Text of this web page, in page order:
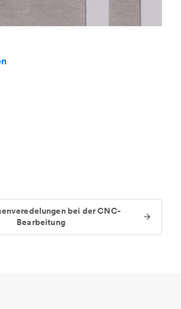
bei der CNC-
Bearbeitung